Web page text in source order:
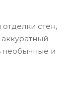
стен,
необычные и